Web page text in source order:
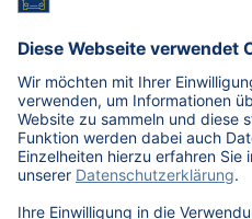
E-Mobilität in Deutschland
Karriere
Übersicht
Stellenangebote
Benefits
DAT als Arbeitgeber
Schüler, Absolventen, Studenten